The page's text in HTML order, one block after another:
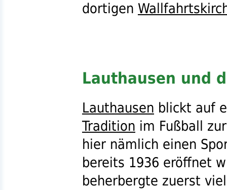
dortigen
Lauthausen und
Lauthausen blickt auf
Tradition im Fußball
hier nämlich einen
bereits 1936 eröffnet
beherbergte zuerst